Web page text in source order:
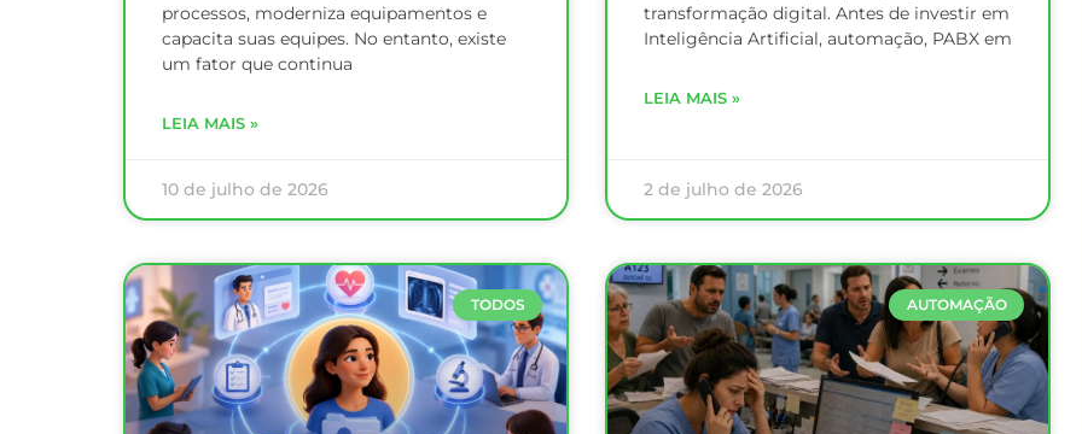
processos, moderniza equipamentos e
capacita suas equipes. No entanto, existe
um fator que continua
LEIA MAIS »
10 de julho de 2026
transformação digital. Antes de investir em
Inteligência Artificial, automação, PABX em
LEIA MAIS »
2 de julho de 2026
TODOS AUTOMAÇÃO